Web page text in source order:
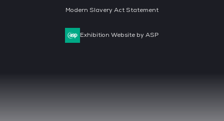
Modern Slavery Act Statement
Exhibition Website by ASP